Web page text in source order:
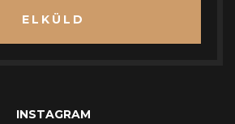
ELKÜLD
INSTAGRAM